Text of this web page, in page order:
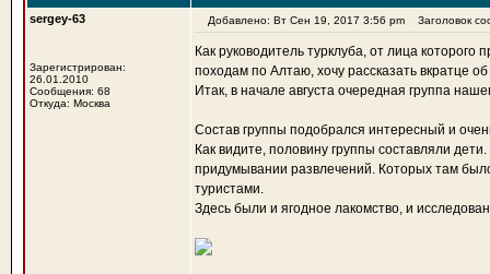
sergey-63
Зарегистрирован:
26.01.2010
Сообщения: 68
Откуда: Москва
Добавлено: Вт Сен 19, 2017 3:56 pm Заголовок
Как руководитель турклуба, от лица
походам по Алтаю, хочу рассказать вкратце
Итак, в начале августа очередная группа
Состав группы подобрался интересный и
Как видите, половину группы составляли
придумывании развлечений. Которых там
туристами.
Здесь были и ягодное лакомство, и